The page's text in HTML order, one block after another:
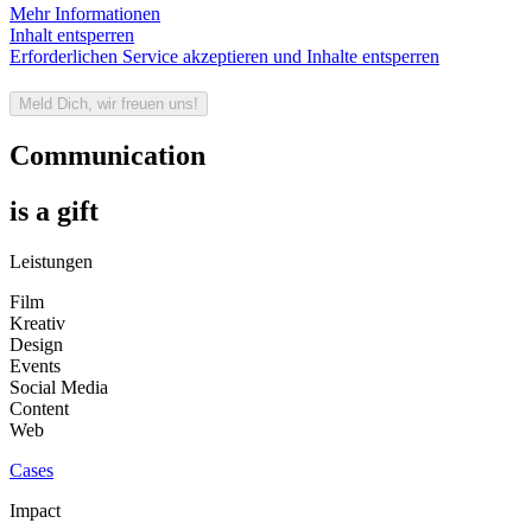
Mehr Informationen
Inhalt entsperren
Erforderlichen Service akzeptieren und Inhalte entsperren
Meld Dich, wir freuen uns!
Communication
is a gift
Leistungen
Film
Kreativ
Design
Events
Social Media
Content
Web
Cases
Impact